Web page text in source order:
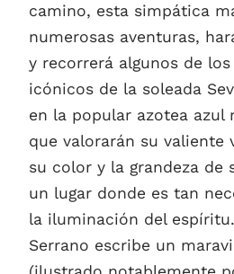
camino, esta simpática
numerosas aventuras,
y recorrerá algunos de
icónicos de la soleada
en la popular azotea azul
que valorarán su valiente
su color y la grandeza de
un lugar donde es tan
la iluminación del
Serrano escribe un